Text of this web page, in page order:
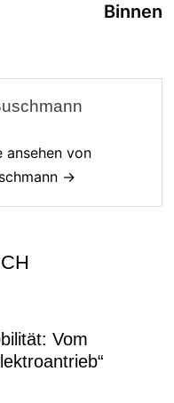
Binnen
ansehen von
→
Vom